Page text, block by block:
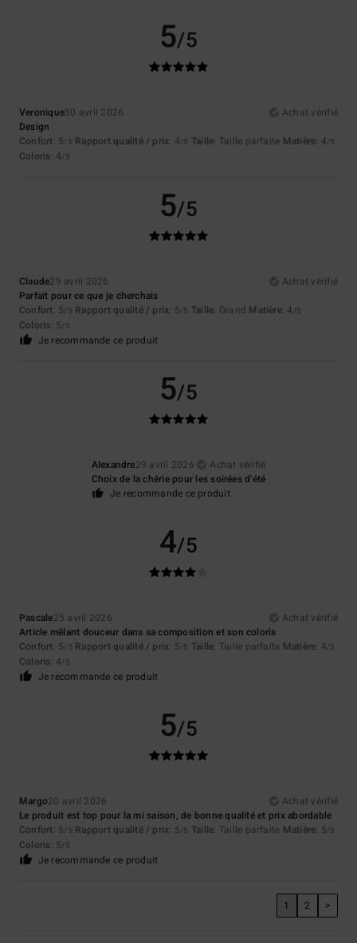
5/5
Veronique30 avril 2026
Achat vérifié
Design
Confort: 5/5 Rapport qualité / prix: 4/5 Taille: Taille parfaite Matière: 4/5
Coloris: 4/5
5/5
Claude29 avril 2026
Achat vérifié
Parfait pour ce que je cherchais
Confort: 5/5 Rapport qualité / prix: 5/5 Taille: Grand Matière: 4 /5
Coloris: 5/5
Je recommande ce produit
5/5
Alexandre29 avril 2026
Achat vérifié
Choix de la chérie pour les soirées d'été
Je recommande ce produit
4/5
Pascale25 avril 2026
Achat vérifié
Article mêlant douceur dans sa composition et son coloris
Confort: 5/5 Rapport qualité / prix: 5/5 Taille: Taille parfaite Matière: 4/5
Coloris: 4/5
Je recommande ce produit
5/5
Margo20 avril 2026
Achat vérifié
Le produit est top pour la mi saison, de bonne qualité et prix abordable
Confort: 5/5 Rapport qualité / prix: 5/5 Taille: Taille parfaite Matière: 5/5
Coloris: 5/5
Je recommande ce produit
1 2 >